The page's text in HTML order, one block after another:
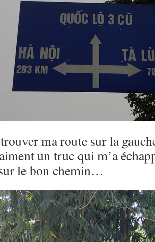
ma route sur la
un truc qui m’a
le bon chemin…